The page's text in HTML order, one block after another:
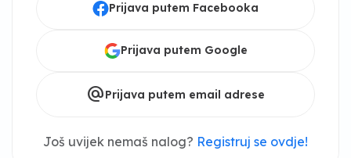
Prijava putem Facebooka
Prijava putem Google
alternate_emailPrijava putem email adrese
Još uvijek nemaš nalog? Registruj se ovdje!